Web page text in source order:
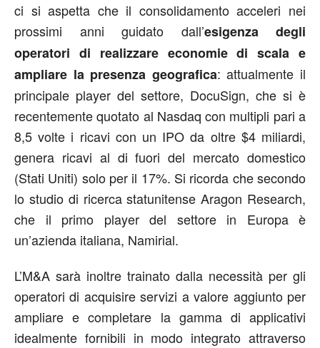
ci si aspetta che il consolidamento acceleri nei
prossimi anni guidato dall’esigenza degli
operatori di realizzare economie di scala e
ampliare la presenza geografica: attualmente il
principale player del settore, DocuSign, che si è
recentemente quotato al Nasdaq con multipli pari a
8,5 volte i ricavi con un IPO da oltre $4 miliardi,
genera ricavi al di fuori del mercato domestico
(Stati Uniti) solo per il 17%. Si ricorda che secondo
lo studio di ricerca statunitense Aragon Research,
che il primo player del settore in Europa è
un’azienda italiana, Namirial.
L’M&A sarà inoltre trainato dalla necessità per gli
operatori di acquisire servizi a valore aggiunto per
ampliare e completare la gamma di applicativi
idealmente fornibili in modo integrato attraverso